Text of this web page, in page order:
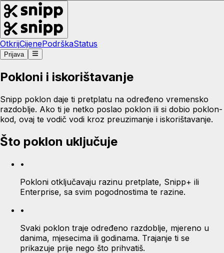
OtkrijCijenePodrškaStatus
Prijava
Pokloni i iskorištavanje
Snipp poklon daje ti pretplatu na određeno vremensko
razdoblje. Ako ti je netko poslao poklon ili si dobio poklon-
kod, ovaj te vodič vodi kroz preuzimanje i iskorištavanje.
Što poklon uključuje
•
Pokloni otključavaju razinu pretplate, Snipp+ ili
Enterprise, sa svim pogodnostima te razine.
•
Svaki poklon traje određeno razdoblje, mjereno u
danima, mjesecima ili godinama. Trajanje ti se
prikazuje prije nego što prihvatiš.